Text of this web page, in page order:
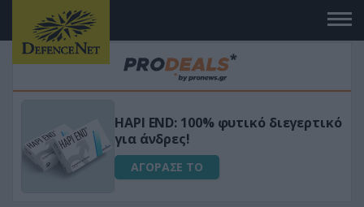
Μεταμόρφωσε τον κήπο σου με το
Ultra Box Μίνι Αλυσοπρίονο με
μπαταρία λιθίου
ΑΓΟΡΑΣΕ ΤΟ